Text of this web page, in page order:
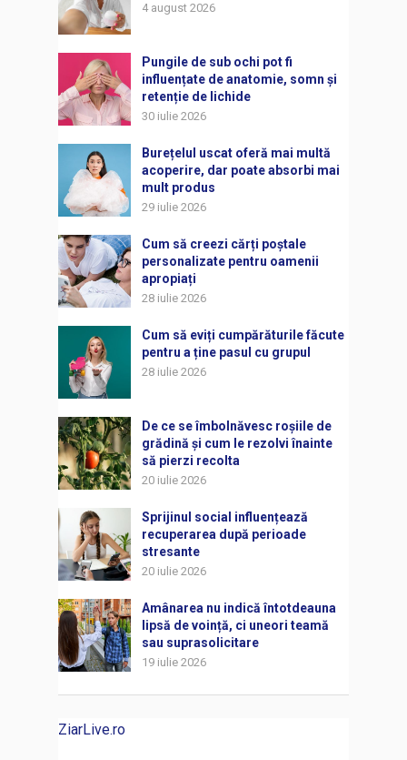
4 august 2026
Pungile de sub ochi pot fi
influențate de anatomie, somn și
retenție de lichide
30 iulie 2026
Burețelul uscat oferă mai multă
acoperire, dar poate absorbi mai
mult produs
29 iulie 2026
Cum să creezi cărți poștale
personalizate pentru oamenii
apropiați
28 iulie 2026
Cum să eviți cumpărăturile făcute
pentru a ține pasul cu grupul
28 iulie 2026
De ce se îmbolnăvesc roșiile de
grădină și cum le rezolvi înainte
să pierzi recolta
20 iulie 2026
Sprijinul social influențează
recuperarea după perioade
stresante
20 iulie 2026
Amânarea nu indică întotdeauna
lipsă de voință, ci uneori teamă
sau suprasolicitare
19 iulie 2026
ZiarLive.ro